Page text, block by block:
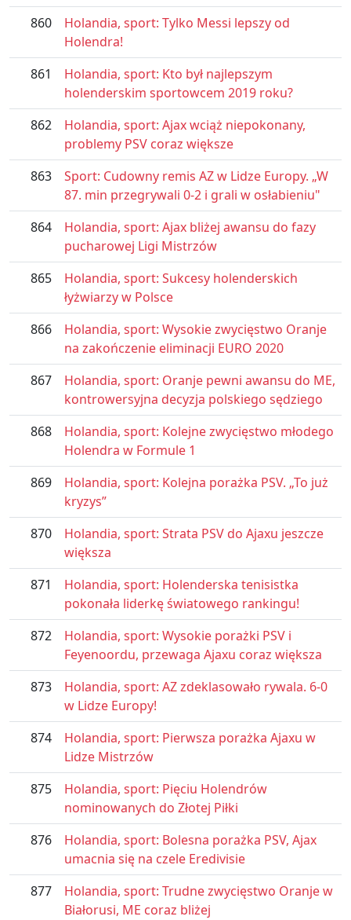
860
Holandia, sport: Tylko Messi lepszy od
Holendra!
861
Holandia, sport: Kto był najlepszym
holenderskim sportowcem 2019 roku?
862
Holandia, sport: Ajax wciąż niepokonany,
problemy PSV coraz większe
863
Sport: Cudowny remis AZ w Lidze Europy. „W
87. min przegrywali 0-2 i grali w osłabieniu"
864
Holandia, sport: Ajax bliżej awansu do fazy
pucharowej Ligi Mistrzów
865
Holandia, sport: Sukcesy holenderskich
łyżwiarzy w Polsce
866
Holandia, sport: Wysokie zwycięstwo Oranje
na zakończenie eliminacji EURO 2020
867
Holandia, sport: Oranje pewni awansu do ME,
kontrowersyjna decyzja polskiego sędziego
868
Holandia, sport: Kolejne zwycięstwo młodego
Holendra w Formule 1
869
Holandia, sport: Kolejna porażka PSV. „To już
kryzys”
870
Holandia, sport: Strata PSV do Ajaxu jeszcze
większa
871
Holandia, sport: Holenderska tenisistka
pokonała liderkę światowego rankingu!
872
Holandia, sport: Wysokie porażki PSV i
Feyenoordu, przewaga Ajaxu coraz większa
873
Holandia, sport: AZ zdeklasowało rywala. 6-0
w Lidze Europy!
874
Holandia, sport: Pierwsza porażka Ajaxu w
Lidze Mistrzów
875
Holandia, sport: Pięciu Holendrów
nominowanych do Złotej Piłki
876
Holandia, sport: Bolesna porażka PSV, Ajax
umacnia się na czele Eredivisie
877
Holandia, sport: Trudne zwycięstwo Oranje w
Białorusi, ME coraz bliżej